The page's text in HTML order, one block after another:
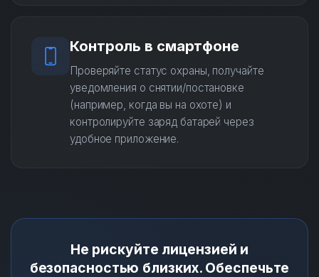
Контроль в смартфоне
Проверяйте статус охраны, получайте
уведомления о снятии/постановке
(например, когда вы на охоте) и
контролируйте заряд батарей через
удобное приложение.
Не рискуйте лицензией и
безопасностью близких. Обеспечьте